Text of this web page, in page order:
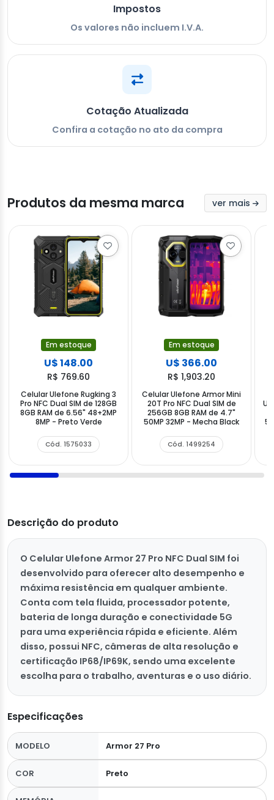
Impostos
Os valores não incluem I.V.A.
Cotação Atualizada
Confira a cotação no ato da compra
Produtos da mesma marca ver mais
Em estoque
U$ 148.00
R$ 769.60
Celular Ulefone Rugking 3
Pro NFC Dual SIM de 128GB
8GB RAM de 6.56" 48+2MP
8MP - Preto Verde
Cód. 1575033
Em estoque
U$ 366.00
R$ 1,903.20
Celular Ulefone Armor Mini
20T Pro NFC Dual SIM de
256GB 8GB RAM de 4.7"
50MP 32MP - Mecha Black
Cód. 1499254
Descrição do produto
O Celular Ulefone Armor 27 Pro NFC Dual SIM foi
desenvolvido para oferecer alto desempenho e
máxima resistência em qualquer ambiente.
Conta com tela fluida, processador potente,
bateria de longa duração e conectividade 5G
para uma experiência rápida e eficiente. Além
disso, possui NFC, câmeras de alta resolução e
certificação IP68/IP69K, sendo uma excelente
escolha para o trabalho, aventuras e o uso diário.
Especificações
MODELO Armor 27 Pro
COR Preto